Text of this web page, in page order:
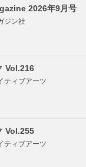
2026年9月号
ジン社
Vol.216
ティブアーツ
Vol.255
ティブアーツ